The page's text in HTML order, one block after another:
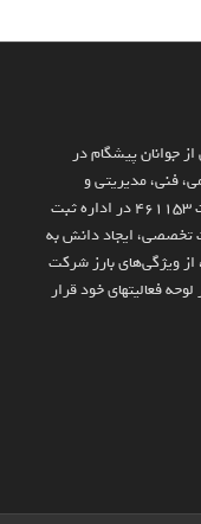
جوانان پیشگام در
فنی، مدیریتی و
راهبردی شرکت ها و سازمان­ها با شماره ثبت 461153 در اداره ثبت
ایجاد دانش به‌
از ویژگی‌های بارز شرکت
فعالیتهای خود قرار